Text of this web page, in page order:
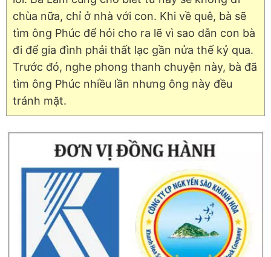
chùa nữa, chỉ ở nhà với con. Khi về quê, bà sẽ
tìm ông Phúc để hỏi cho ra lẽ vì sao dẫn con bà
đi để gia đình phải thất lạc gần nửa thế kỷ qua.
Trước đó, nghe phong thanh chuyện này, bà đã
tìm ông Phúc nhiều lần nhưng ông này đều
tránh mặt.